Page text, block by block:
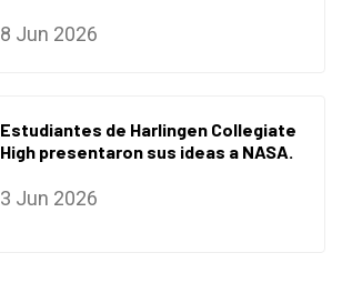
8 Jun 2026
Estudiantes de Harlingen Collegiate
High presentaron sus ideas a NASA.
3 Jun 2026